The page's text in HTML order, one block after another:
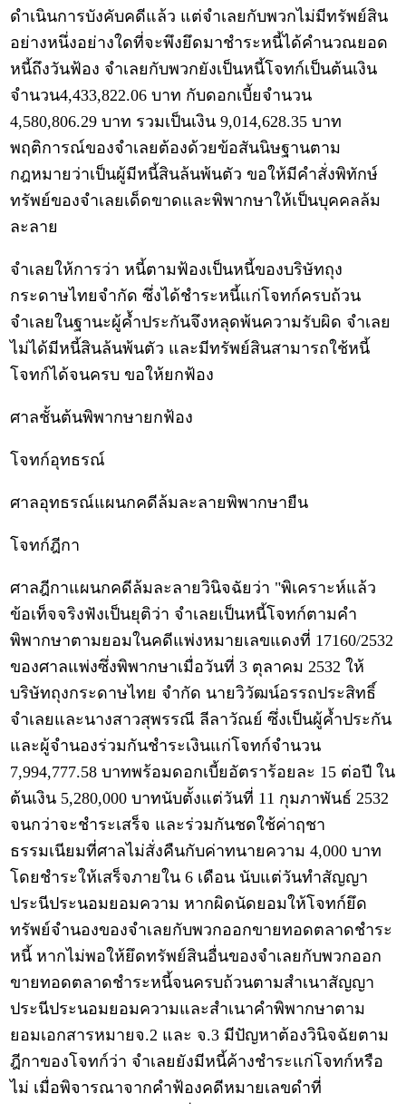
ดำเนินการบังคับคดีแล้ว แต่จำเลยกับพวกไม่มีทรัพย์สิน
อย่างหนึ่งอย่างใดที่จะพึงยึดมาชำระหนี้ได้คำนวณยอด
หนี้ถึงวันฟ้อง จำเลยกับพวกยังเป็นหนี้โจทก์เป็นต้นเงิน
จำนวน4,433,822.06 บาท กับดอกเบี้ยจำนวน
4,580,806.29 บาท รวมเป็นเงิน 9,014,628.35 บาท
พฤติการณ์ของจำเลยต้องด้วยข้อสันนิษฐานตาม
กฎหมายว่าเป็นผู้มีหนี้สินล้นพ้นตัว ขอให้มีคำสั่งพิทักษ์
ทรัพย์ของจำเลยเด็ดขาดและพิพากษาให้เป็นบุคคลล้ม
ละลาย
จำเลยให้การว่า หนี้ตามฟ้องเป็นหนี้ของบริษัทถุง
กระดาษไทยจำกัด ซึ่งได้ชำระหนี้แก่โจทก์ครบถ้วน
จำเลยในฐานะผู้ค้ำประกันจึงหลุดพ้นความรับผิด จำเลย
ไม่ได้มีหนี้สินล้นพ้นตัว และมีทรัพย์สินสามารถใช้หนี้
โจทก์ได้จนครบ ขอให้ยกฟ้อง
ศาลชั้นต้นพิพากษายกฟ้อง
โจทก์อุทธรณ์
ศาลอุทธรณ์แผนกคดีล้มละลายพิพากษายืน
โจทก์ฎีกา
ศาลฎีกาแผนกคดีล้มละลายวินิจฉัยว่า "พิเคราะห์แล้ว
ข้อเท็จจริงฟังเป็นยุติว่า จำเลยเป็นหนี้โจทก์ตามคำ
พิพากษาตามยอมในคดีแพ่งหมายเลขแดงที่ 17160/2532
ของศาลแพ่งซึ่งพิพากษาเมื่อวันที่ 3 ตุลาคม 2532 ให้
บริษัทถุงกระดาษไทย จำกัด นายวิวัฒน์อรรถประสิทธิ์
จำเลยและนางสาวสุพรรณี ลีลาวัณย์ ซึ่งเป็นผู้ค้ำประกัน
และผู้จำนองร่วมกันชำระเงินแก่โจทก์จำนวน
7,994,777.58 บาทพร้อมดอกเบี้ยอัตราร้อยละ 15 ต่อปี ใน
ต้นเงิน 5,280,000 บาทนับตั้งแต่วันที่ 11 กุมภาพันธ์ 2532
จนกว่าจะชำระเสร็จ และร่วมกันชดใช้ค่าฤชา
ธรรมเนียมที่ศาลไม่สั่งคืนกับค่าทนายความ 4,000 บาท
โดยชำระให้เสร็จภายใน 6 เดือน นับแต่วันทำสัญญา
ประนีประนอมยอมความ หากผิดนัดยอมให้โจทก์ยึด
ทรัพย์จำนองของจำเลยกับพวกออกขายทอดตลาดชำระ
หนี้ หากไม่พอให้ยึดทรัพย์สินอื่นของจำเลยกับพวกออก
ขายทอดตลาดชำระหนี้จนครบถ้วนตามสำเนาสัญญา
ประนีประนอมยอมความและสำเนาคำพิพากษาตาม
ยอมเอกสารหมายจ.2 และ จ.3 มีปัญหาต้องวินิจฉัยตาม
ฎีกาของโจทก์ว่า จำเลยยังมีหนี้ค้างชำระแก่โจทก์หรือ
ไม่ เมื่อพิจารณาจากคำฟ้องคดีหมายเลขดำที่